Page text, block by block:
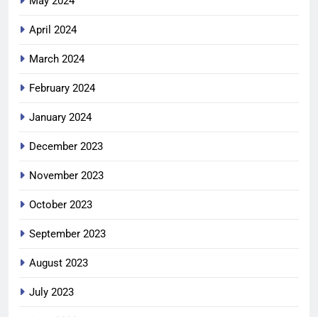
April 2024
March 2024
February 2024
January 2024
December 2023
November 2023
October 2023
September 2023
August 2023
July 2023